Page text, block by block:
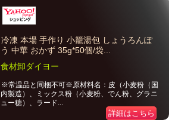
冷凍 本場 手作り 小籠湯包 しょうろんぽ
う 中華 おかず 35g*50個/袋...
食材卸ダイヨー
※常温品と同梱不可※原材料名：皮（小麦粉（国
内製造）、ミックス粉（小麦粉、でん粉、グラニ
ュー糖）、ラード...
詳細はこちら